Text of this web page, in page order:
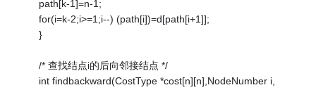
path[k-1]=n-1;
for(i=k-2;i>=1;i--) (path[i])=d[path[i+1]];
}
/* 查找结点i的后向邻接结点 */
int findbackward(CostType *cost[n][n],NodeNumber i,